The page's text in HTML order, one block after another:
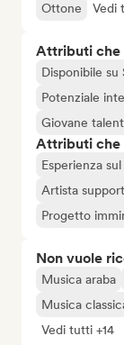
Ottone
Vedi
Attributi che
Disponibile su
Potenziale
Giovane
Attributi che
Esperienza
Artista
Progetto
Non vuole
Musica araba
Musica
Vedi tutti +14